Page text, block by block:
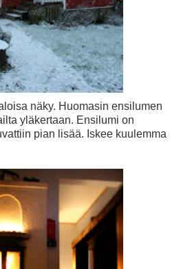
näky. Huomasin ensilumen
yläkertaan. Ensilumi on
pian lisää. Iskee kuulemma